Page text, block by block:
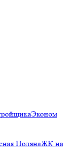
Эконом
ПолянаЖК на